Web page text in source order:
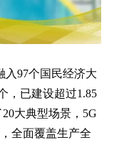
入97个国民经济大
，已建设超过1.85
大典型场景，5G
全面覆盖生产全